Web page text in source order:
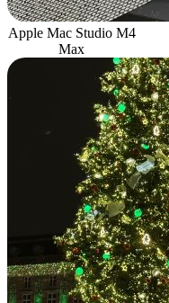
Apple Mac Studio M4
Max